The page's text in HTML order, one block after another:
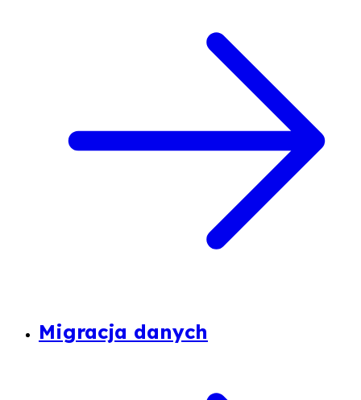
Migracja danych